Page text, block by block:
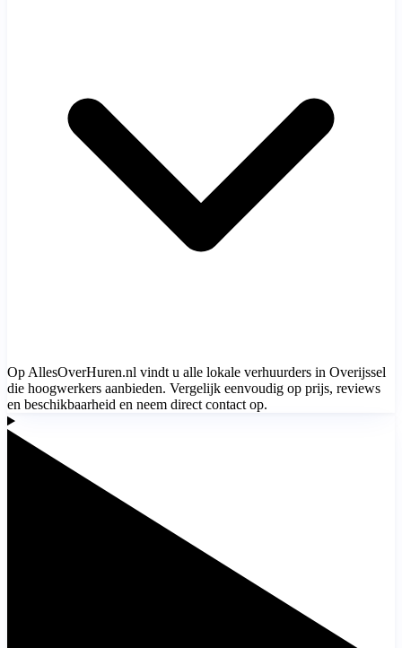
Op AllesOverHuren.nl vindt u alle lokale verhuurders in Overijssel
die hoogwerkers aanbieden. Vergelijk eenvoudig op prijs, reviews
en beschikbaarheid en neem direct contact op.